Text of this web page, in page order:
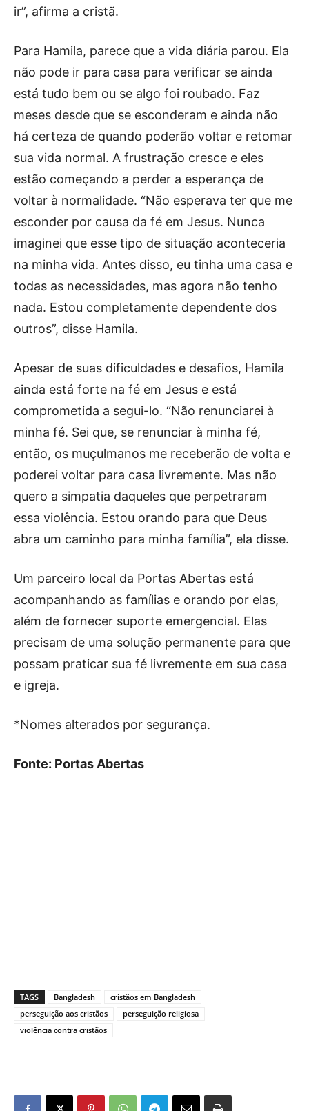
ir”, afirma a cristã.
Para Hamila, parece que a vida diária parou. Ela
não pode ir para casa para verificar se ainda
está tudo bem ou se algo foi roubado. Faz
meses desde que se esconderam e ainda não
há certeza de quando poderão voltar e retomar
sua vida normal. A frustração cresce e eles
estão começando a perder a esperança de
voltar à normalidade. “Não esperava ter que me
esconder por causa da fé em Jesus. Nunca
imaginei que esse tipo de situação aconteceria
na minha vida. Antes disso, eu tinha uma casa e
todas as necessidades, mas agora não tenho
nada. Estou completamente dependente dos
outros”, disse Hamila.
Apesar de suas dificuldades e desafios, Hamila
ainda está forte na fé em Jesus e está
comprometida a segui-lo. “Não renunciarei à
minha fé. Sei que, se renunciar à minha fé,
então, os muçulmanos me receberão de volta e
poderei voltar para casa livremente. Mas não
quero a simpatia daqueles que perpetraram
essa violência. Estou orando para que Deus
abra um caminho para minha família”, ela disse.
Um parceiro local da Portas Abertas está
acompanhando as famílias e orando por elas,
além de fornecer suporte emergencial. Elas
precisam de uma solução permanente para que
possam praticar sua fé livremente em sua casa
e igreja.
*Nomes alterados por segurança.
Fonte: Portas Abertas
TAGS Bangladesh
cristãos em Bangladesh
perseguição aos cristãos
perseguição religiosa
violência contra cristãos